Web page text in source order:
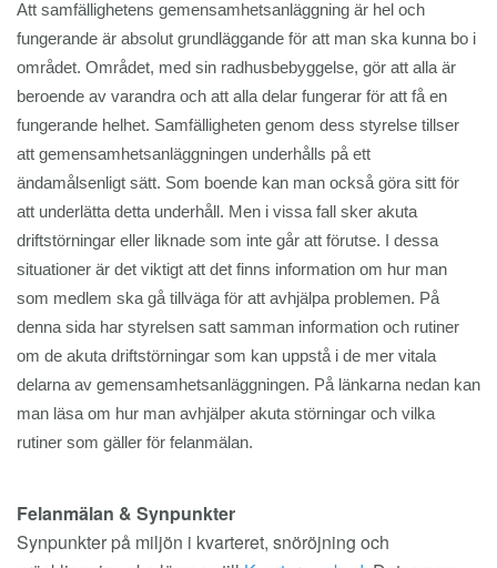
Att samfällighetens gemensamhetsanläggning är hel och
fungerande är absolut grundläggande för att man ska kunna bo i
området. Området, med sin radhusbebyggelse, gör att alla är
beroende av varandra och att alla delar fungerar för att få en
fungerande helhet. Samfälligheten genom dess styrelse tillser
att gemensamhetsanläggningen underhålls på ett
ändamålsenligt sätt. Som boende kan man också göra sitt för
att underlätta detta underhåll. Men i vissa fall sker akuta
driftstörningar eller liknade som inte går att förutse. I dessa
situationer är det viktigt att det finns information om hur man
som medlem ska gå tillväga för att avhjälpa problemen. På
denna sida har styrelsen satt samman information och rutiner
om de akuta driftstörningar som kan uppstå i de mer vitala
delarna av gemensamhetsanläggningen. På länkarna nedan kan
man läsa om hur man avhjälper akuta störningar och vilka
rutiner som gäller för felanmälan.
Felanmälan & Synpunkter
Synpunkter på miljön i kvarteret, snöröjning och